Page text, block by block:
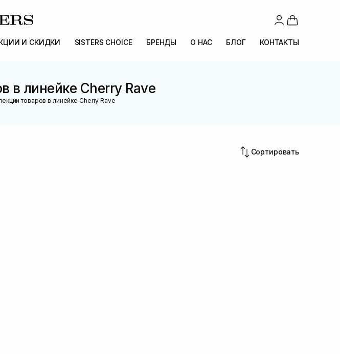
И СКИДКИ SISTERS CHOICE БРЕНДЫ О НАС БЛОГ КОНТАКТЫ
в линейке Cherry Rave
товаров в линейке Cherry Rave
Сортировать